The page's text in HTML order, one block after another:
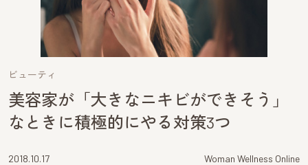
ビューティ
美容家が「大きなニキビができそう」
なときに積極的にやる対策3つ
2018.10.17 Woman Wellness Online